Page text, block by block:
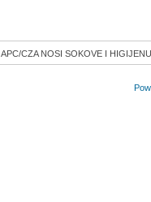
APC/CZA NOSI SOKOVE I